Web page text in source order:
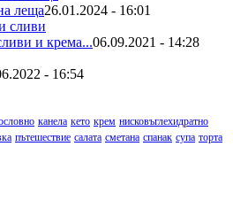
леща26.01.2024 - 16:01
и крема...06.09.2021 - 14:28
- 16:54
канела кето крем нисковъглехидратно
пътешествие салата сметана спанак супа торта